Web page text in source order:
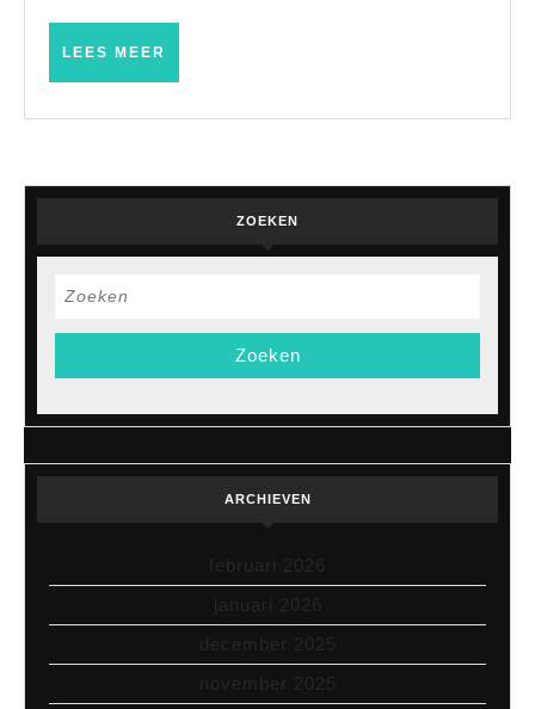
LEES MEER
ZOEKEN
Zoek
ARCHIEVEN
februari 2026
januari 2026
december 2025
november 2025